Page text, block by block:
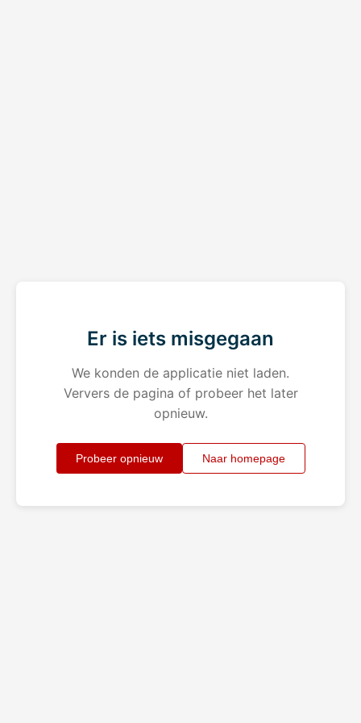
Er is iets misgegaan
We konden de applicatie niet laden.
Ververs de pagina of probeer het later
opnieuw.
Probeer opnieuw Naar homepage